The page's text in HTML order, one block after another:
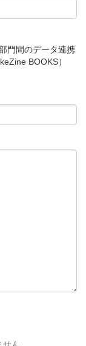
門間のデータ連携
BOOKS）